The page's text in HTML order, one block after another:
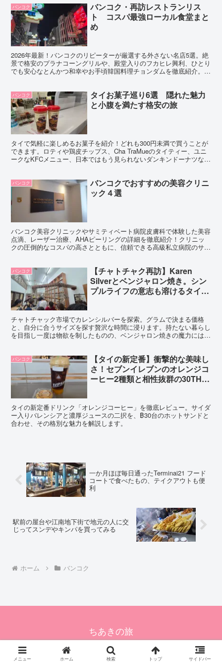
バンコク
バンコク・再訪レストランリス
ト コスパ最強ローカル食堂まと
め
2026年最新！バンコクのリピーターが厳選する外さない名店5選。絶
景で格安のプラナコーングリルや、殿堂入りのフカヒレ興利、ひとり
でも安心なとんかつ和幸やお手頃韓国料理チョンダムを徹底紹介。友
バンコク
タイお菓子巡り6選 隠れた魅力
と小腹を満たす格安の旅
タイで気軽に楽しめるお菓子を紹介！どれも300円未満で買うことが
できます。ロティや鶏皮チップス、Cha TraMueのタイティー、ユニ
ークなKFCメニュー、日本ではもう見られないダンキンドーナツな
バンコク
バンコクでおすすめの美容クリニ
ック４選
バンコク美容クリニックやサミティベート病院皮膚科で体験した美容
点滴、レーザー治療、AHAピーリングの詳細を徹底紹介！クリニッ
クの圧倒的なコスパの高さとともに、信頼できる高級私立病院のサミ
バンコク
【チャトチャク再訪】Karen
Silverとベンジャロン焼き。シン
プルライフの意志も溶けるタイの
チャトチャック市場でカレンシルバーを探索。グラムで決まる価格
と、自分に合うサイズを探す贅沢な時間に浸ります。持たない暮らし
を目指し一度は物欲を制したものの、ベンジャロン焼きの魔力には抗
バンコク
【タイの新定番】衝撃的な美味し
さ！セブンイレブンのオレンジコ
ーヒー2種類と相性抜群の30THB
タイの新定番ドリンク「オレンジコーヒー」を徹底レビュー。サイダ
ー入りバレンシアと濃厚ジュースの二択を、฿30台のホットサンドと
合わせ、その格別な魅力を解説します。
一か月ほぼ毎日通ったTerminai21 フード
コートで食べたもの、テイクアウトも便
利
駅前の屋台や江南地下街で地元の人に交
じってスンデやキンパを買ってみる
ホーム バンコク
ちあきの旅
© 2024 ちあきの旅.
メニュー ホーム 検索 トップ サイドバー